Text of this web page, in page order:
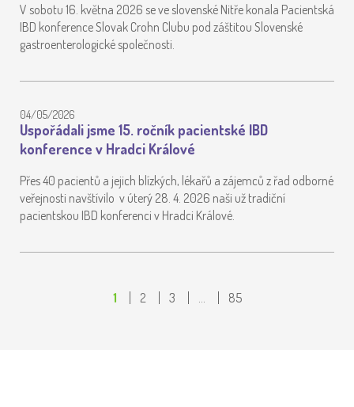
V sobotu 16. května 2026 se ve slovenské Nitře konala Pacientská
IBD konference Slovak Crohn Clubu pod záštitou Slovenské
gastroenterologické společnosti.
04/05/2026
Uspořádali jsme 15. ročník pacientské IBD
konference v Hradci Králové
Přes 40 pacientů a jejich blízkých, lékařů a zájemců z řad odborné
veřejnosti navštívilo v úterý 28. 4. 2026 naši už tradiční
pacientskou IBD konferenci v Hradci Králové.
1 2 3 … 85